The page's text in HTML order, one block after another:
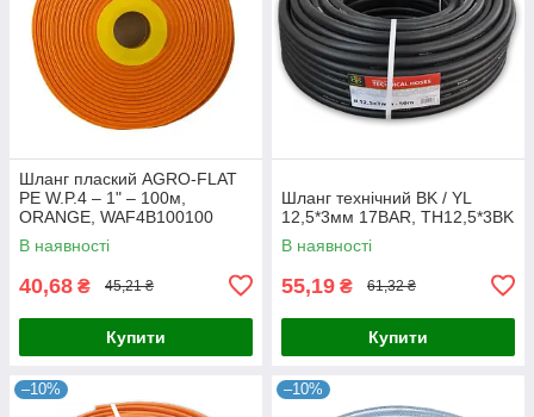
Шланг плаский AGRO-FLAT
PE W.P.4 – 1" – 100м,
ORANGE, WAF4B100100
В наявності
40,68 ₴ 45,21 ₴
Купити
Шланг технічний BK / YL
12,5*3мм 17BAR, TH12,5*3BK
В наявності
55,19 ₴ 61,32 ₴
Купити
–10% –10%